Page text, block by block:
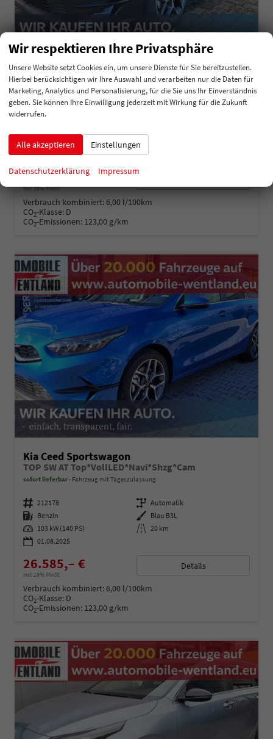
Kia Ceed Sportswagon
TOP SW AT Top*VollLED*Navi*Shzg*Cam
sofort lieferbar Fahrzeug mit Tageszulassung
Fahrzeugnummer 212177
Leistung 103 kW (140 PS)
01.08.2025
26.585,– €
incl. 19% MwSt.
Verbrauch kombiniert:6,00 l/100km
CO2-Klasse: D
CO2-Emissionen: 123,00 g/km
Kia Ceed Sportswagon
TOP SW AT Top*VollLED*Navi*Shzg*Cam
sofort lieferbar Fahrzeug mit Tageszulassung
Fahrzeugnummer 212178 Getriebe Automatik
Kraftstoff Benzin Außenfarbe Blau B3L
Leistung 103 kW (140 PS) Kilometerstand 20 km
01.08.2025
26.585,– €
incl. 19% MwSt.
Details
Verbrauch kombiniert:6,00 l/100km
CO2-Klasse: D
CO2-Emissionen: 123,00 g/km
Wir respektieren Ihre Privatsphäre
Unsere Website setzt Cookies ein, um unsere Dienste für Sie bereitzustellen.
Hierbei berücksichtigen wir Ihre Auswahl und verarbeiten nur die Daten für
Marketing, Analytics und Personalisierung, für die Sie uns Ihr Einverständnis
geben. Sie können Ihre Einwilligung jederzeit mit Wirkung für die Zukunft
widerrufen.
Alle akzeptieren Einstellungen
Datenschutzerklärung Impressum